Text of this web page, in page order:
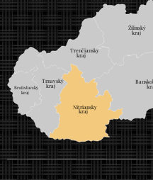
Bratislavský
kraj
Trnavský
kraj
Nitriansky
kraj
Trenčiansky
kraj
Žilinský
kraj